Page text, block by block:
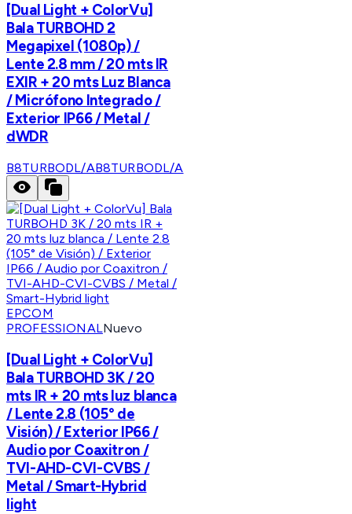
[Dual Light + ColorVu]
Bala TURBOHD 2
Megapixel (1080p) /
Lente 2.8 mm / 20 mts IR
EXIR + 20 mts Luz Blanca
/ Micrófono Integrado /
Exterior IP66 / Metal /
dWDR
B8TURBODL/AB8TURBODL/A
EPCOM
PROFESSIONALNuevo
[Dual Light + ColorVu]
Bala TURBOHD 3K / 20
mts IR + 20 mts luz blanca
/ Lente 2.8 (105° de
Visión) / Exterior IP66 /
Audio por Coaxitron /
TVI-AHD-CVI-CVBS /
Metal / Smart-Hybrid
light